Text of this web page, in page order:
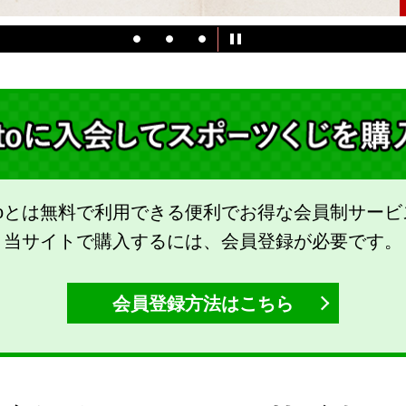
は無料で利用できる便利でお得な会員制サー
当サイトで購入するには、 会員登録が必要です。
会員登録方法はこちら